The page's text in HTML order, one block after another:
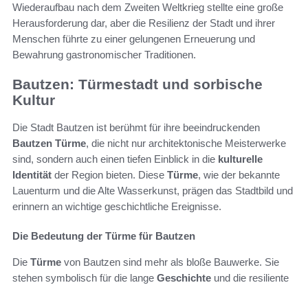
Wiederaufbau nach dem Zweiten Weltkrieg stellte eine große
Herausforderung dar, aber die Resilienz der Stadt und ihrer
Menschen führte zu einer gelungenen Erneuerung und
Bewahrung gastronomischer Traditionen.
Bautzen: Türmestadt und sorbische
Kultur
Die Stadt Bautzen ist berühmt für ihre beeindruckenden
Bautzen Türme, die nicht nur architektonische Meisterwerke
sind, sondern auch einen tiefen Einblick in die kulturelle
Identität der Region bieten. Diese Türme, wie der bekannte
Lauenturm und die Alte Wasserkunst, prägen das Stadtbild und
erinnern an wichtige geschichtliche Ereignisse.
Die Bedeutung der Türme für Bautzen
Die Türme von Bautzen sind mehr als bloße Bauwerke. Sie
stehen symbolisch für die lange Geschichte und die resiliente